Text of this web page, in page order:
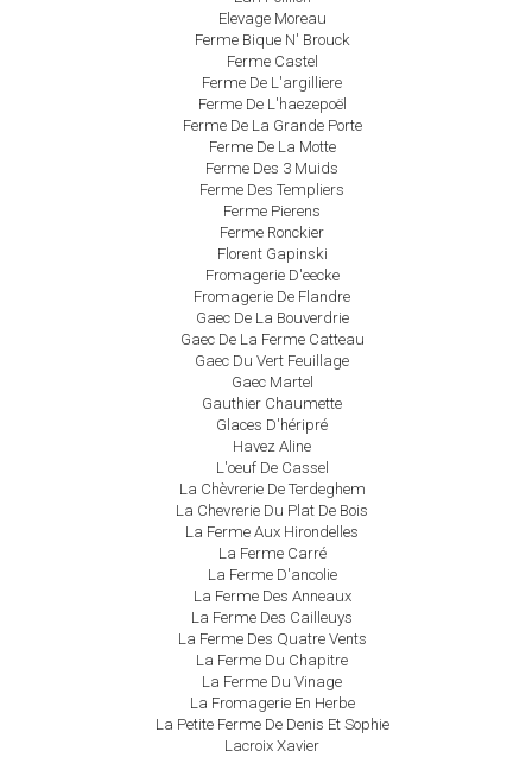
Elevage Moreau
Ferme Bique N' Brouck
Ferme Castel
Ferme De L'argilliere
Ferme De L'haezepoël
Ferme De La Grande Porte
Ferme De La Motte
Ferme Des 3 Muids
Ferme Des Templiers
Ferme Pierens
Ferme Ronckier
Florent Gapinski
Fromagerie D'eecke
Fromagerie De Flandre
Gaec De La Bouverdrie
Gaec De La Ferme Catteau
Gaec Du Vert Feuillage
Gaec Martel
Gauthier Chaumette
Glaces D'héripré
Havez Aline
L'oeuf De Cassel
La Chèvrerie De Terdeghem
La Chevrerie Du Plat De Bois
La Ferme Aux Hirondelles
La Ferme Carré
La Ferme D'ancolie
La Ferme Des Anneaux
La Ferme Des Cailleuys
La Ferme Des Quatre Vents
La Ferme Du Chapitre
La Ferme Du Vinage
La Fromagerie En Herbe
La Petite Ferme De Denis Et Sophie
Lacroix Xavier